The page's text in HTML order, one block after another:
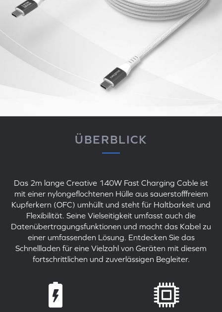
ÜBERBLICK
Das 2m lange Creative 140W Fast Charging Cable ist
mit einer nylongeflochtenen Hülle aus sauerstofffreiem
Kupferkern (OFC) umhüllt und steht für Haltbarkeit und
Flexibilität. Seine Vielseitigkeit umfasst auch die
Datenübertragungsfunktionen und macht das Kabel zu
einer umfassenden Lösung. Entdecken Sie das
Schnellladen für eine Vielzahl von Geräten mit diesem
fortschrittlichen und zuverlässigen Begleiter.